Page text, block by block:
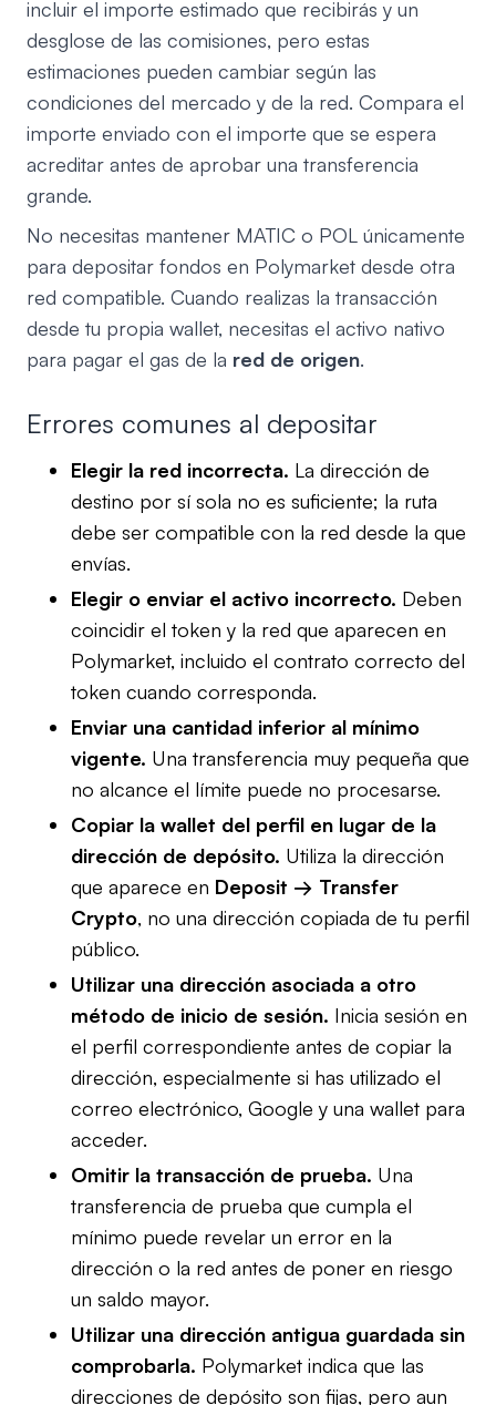
incluir el importe estimado que recibirás y un
desglose de las comisiones, pero estas
estimaciones pueden cambiar según las
condiciones del mercado y de la red. Compara el
importe enviado con el importe que se espera
acreditar antes de aprobar una transferencia
grande.
No necesitas mantener MATIC o POL únicamente
para depositar fondos en Polymarket desde otra
red compatible. Cuando realizas la transacción
desde tu propia wallet, necesitas el activo nativo
para pagar el gas de la red de origen.
Errores comunes al depositar
Elegir la red incorrecta. La dirección de
destino por sí sola no es suficiente; la ruta
debe ser compatible con la red desde la que
envías.
Elegir o enviar el activo incorrecto. Deben
coincidir el token y la red que aparecen en
Polymarket, incluido el contrato correcto del
token cuando corresponda.
Enviar una cantidad inferior al mínimo
vigente. Una transferencia muy pequeña que
no alcance el límite puede no procesarse.
Copiar la wallet del perfil en lugar de la
dirección de depósito. Utiliza la dirección
que aparece en Deposit → Transfer
Crypto, no una dirección copiada de tu perfil
público.
Utilizar una dirección asociada a otro
método de inicio de sesión. Inicia sesión en
el perfil correspondiente antes de copiar la
dirección, especialmente si has utilizado el
correo electrónico, Google y una wallet para
acceder.
Omitir la transacción de prueba. Una
transferencia de prueba que cumpla el
mínimo puede revelar un error en la
dirección o la red antes de poner en riesgo
un saldo mayor.
Utilizar una dirección antigua guardada sin
comprobarla. Polymarket indica que las
direcciones de depósito son fijas, pero aun